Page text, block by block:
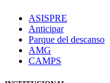
ASISPRE
Anticipar
Parque del descanso
AMG
CAMPS